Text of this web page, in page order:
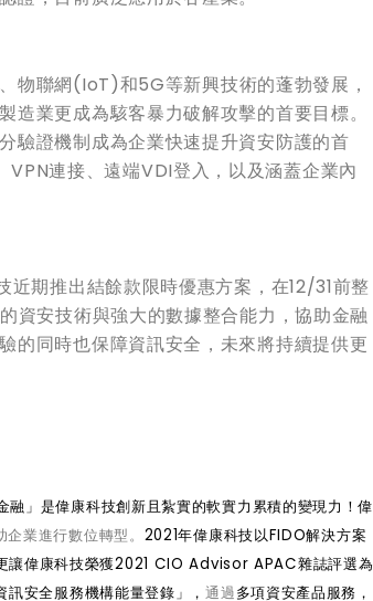
物聯網(IoT)和5G等新興技術的蓬勃發展，
業更成為駭客暴力破解攻擊的首要目標。
驗證機制成為企業快速提升資安防護的首
連接、遠端VDI登入，以及涵蓋企業內
期推出結餘款限時優惠方案，在12/31前整
資安技術與強大的數據整合能力，協助金融
的同時也保障資訊安全，未來將持續提供更
融」是偉康科技創新且紮實的軟實力累積的變現力！偉
業進行數位轉型。 2021年偉康科技以FIDO解決方案
讓偉康科技榮獲2021 CIO Advisor APAC雜誌評選為
訊安全服務機構能量登錄」，通過多項資安產品服務，